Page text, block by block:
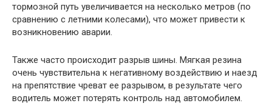
тормозной путь увеличивается на несколько метров (по
сравнению с летними колесами), что может привести к
возникновению аварии.
Также часто происходит разрыв шины. Мягкая резина
очень чувствительна к негативному воздействию и наезд
на препятствие чреват ее разрывом, в результате чего
водитель может потерять контроль над автомобилем.